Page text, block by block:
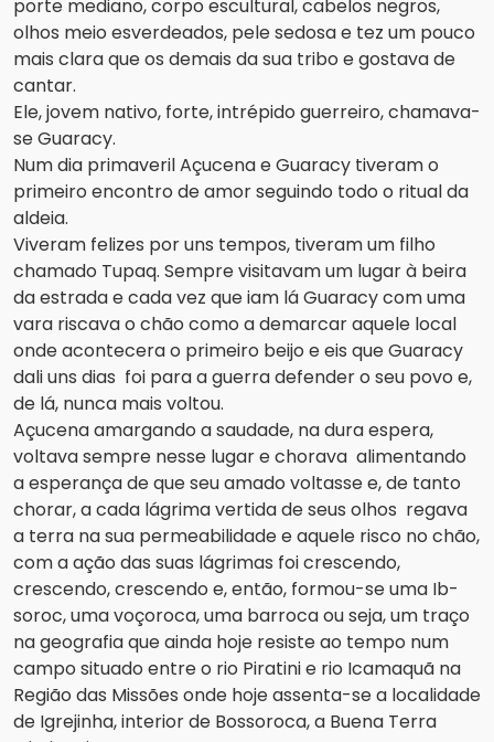
porte mediano, corpo escultural, cabelos negros,
olhos meio esverdeados, pele sedosa e tez um pouco
mais clara que os demais da sua tribo e gostava de
cantar.
Ele, jovem nativo, forte, intrépido guerreiro, chamava-
se Guaracy.
Num dia primaveril Açucena e Guaracy tiveram o
primeiro encontro de amor seguindo todo o ritual da
aldeia.
Viveram felizes por uns tempos, tiveram um filho
chamado Tupaq. Sempre visitavam um lugar à beira
da estrada e cada vez que iam lá Guaracy com uma
vara riscava o chão como a demarcar aquele local
onde acontecera o primeiro beijo e eis que Guaracy
dali uns dias foi para a guerra defender o seu povo e,
de lá, nunca mais voltou.
Açucena amargando a saudade, na dura espera,
voltava sempre nesse lugar e chorava alimentando
a esperança de que seu amado voltasse e, de tanto
chorar, a cada lágrima vertida de seus olhos regava
a terra na sua permeabilidade e aquele risco no chão,
com a ação das suas lágrimas foi crescendo,
crescendo, crescendo e, então, formou-se uma Ib-
soroc, uma voçoroca, uma barroca ou seja, um traço
na geografia que ainda hoje resiste ao tempo num
campo situado entre o rio Piratini e rio Icamaquã na
Região das Missões onde hoje assenta-se a localidade
de Igrejinha, interior de Bossoroca, a Buena Terra